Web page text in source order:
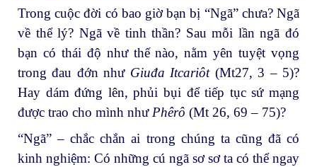
Trong cuộc đời có bao giờ bạn bị “Ngã” chưa? Ngã
về thể lý? Ngã về tinh thần? Sau mỗi lần ngã đó
bạn có thái độ như thế nào, nằm yên tuyệt vọng
trong đau đớn như Giuđa Itcariôt(Mt27, 3 – 5)?
Hay dám đứng lên, phủi bụi để tiếp tục sứ mạng
được trao cho mình như Phêrô (Mt 26, 69 – 75)?
“Ngã” – chắc chắn ai trong chúng ta cũng đã có
kinh nghiệm: Có những cú ngã sơ sơ ta có thể ngay